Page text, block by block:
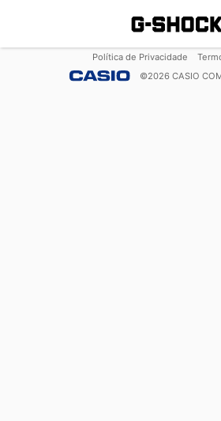
Política de Privacidade
©2026 CASIO